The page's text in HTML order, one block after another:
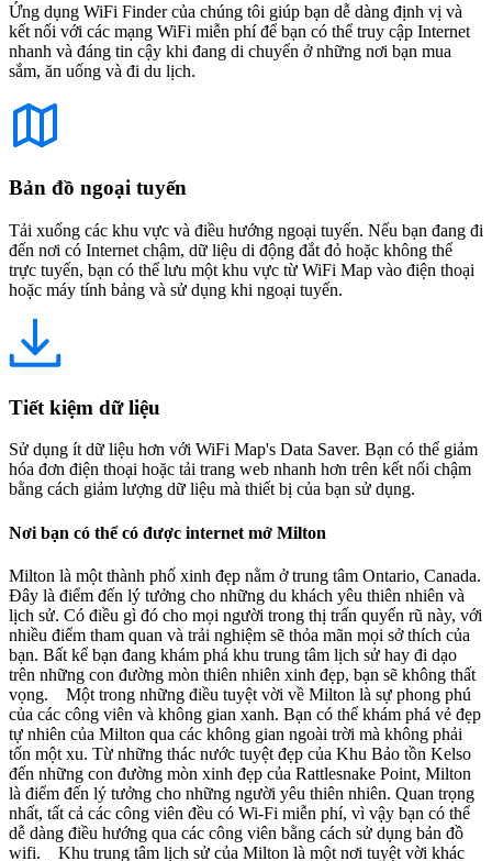
Ứng dụng WiFi Finder của chúng tôi giúp bạn dễ dàng định vị và
kết nối với các mạng WiFi miễn phí để bạn có thể truy cập Internet
nhanh và đáng tin cậy khi đang di chuyển ở những nơi bạn mua
sắm, ăn uống và đi du lịch.
Bản đồ ngoại tuyến
Tải xuống các khu vực và điều hướng ngoại tuyến. Nếu bạn đang đi
đến nơi có Internet chậm, dữ liệu di động đắt đỏ hoặc không thể
trực tuyến, bạn có thể lưu một khu vực từ WiFi Map vào điện thoại
hoặc máy tính bảng và sử dụng khi ngoại tuyến.
Tiết kiệm dữ liệu
Sử dụng ít dữ liệu hơn với WiFi Map's Data Saver. Bạn có thể giảm
hóa đơn điện thoại hoặc tải trang web nhanh hơn trên kết nối chậm
bằng cách giảm lượng dữ liệu mà thiết bị của bạn sử dụng.
Nơi bạn có thể có được internet mở Milton
Milton là một thành phố xinh đẹp nằm ở trung tâm Ontario, Canada.
Đây là điểm đến lý tưởng cho những du khách yêu thiên nhiên và
lịch sử. Có điều gì đó cho mọi người trong thị trấn quyến rũ này, với
nhiều điểm tham quan và trải nghiệm sẽ thỏa mãn mọi sở thích của
bạn. Bất kể bạn đang khám phá khu trung tâm lịch sử hay đi dạo
trên những con đường mòn thiên nhiên xinh đẹp, bạn sẽ không thất
vọng. Một trong những điều tuyệt vời về Milton là sự phong phú
của các công viên và không gian xanh. Bạn có thể khám phá vẻ đẹp
tự nhiên của Milton qua các không gian ngoài trời mà không phải
tốn một xu. Từ những thác nước tuyệt đẹp của Khu Bảo tồn Kelso
đến những con đường mòn xinh đẹp của Rattlesnake Point, Milton
là điểm đến lý tưởng cho những người yêu thiên nhiên. Quan trọng
nhất, tất cả các công viên đều có Wi-Fi miễn phí, vì vậy bạn có thể
dễ dàng điều hướng qua các công viên bằng cách sử dụng bản đồ
wifi. Khu trung tâm lịch sử của Milton là một nơi tuyệt vời khác